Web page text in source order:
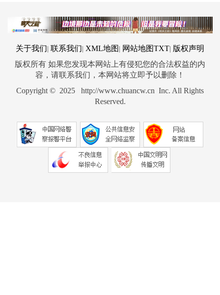
关于我们 联系我们 XML地图 网站地图TXT 版权声明
版权所有 如果您发现本网站上有侵犯您的合法权益的内
容，请联系我们，本网站将立即予以删除！
Copyright © 2025 http://www.chuancw.cn Inc. All Rights
Reserved.